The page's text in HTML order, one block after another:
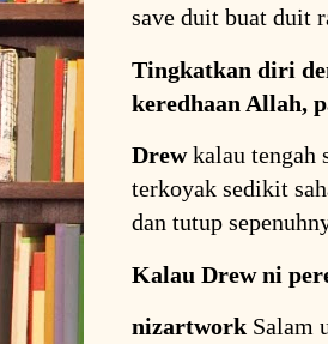
save duit buat duit
Tingkatkan diri
keredhaan Allah,
Drewkalau tengah
terkoyak sedikit
dan tutup
Kalau Drew ni
nizartwork Salam